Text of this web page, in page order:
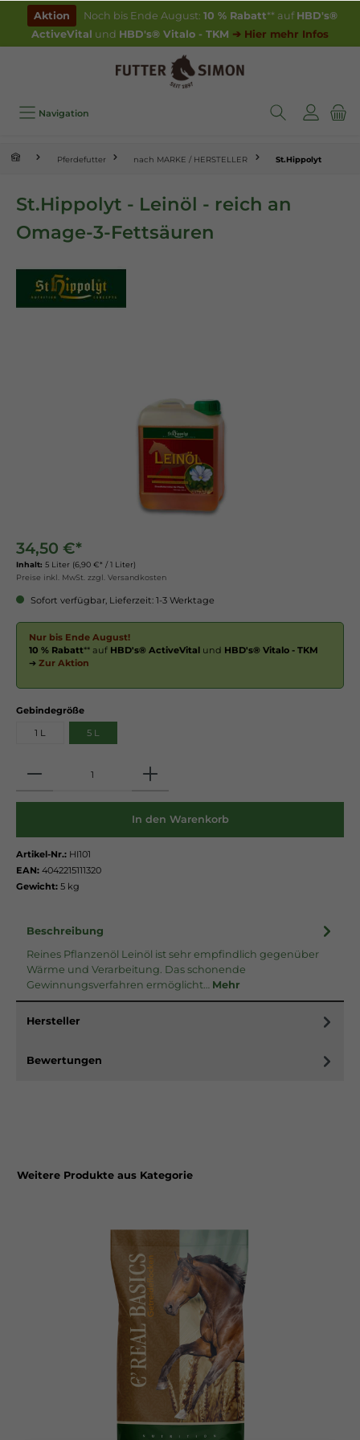
springen
Aktion Noch bis Ende August: 10 % Rabatt** auf HBD's®
ActiveVital und HBD's® Vitalo - TKM ➔ Hier mehr Infos
Navigation
Pferdefutter nach MARKE / HERSTELLER St.Hippolyt
St.Hippolyt - Leinöl - reich an
Omage-3-Fettsäuren
34,50 €*
Inhalt: 5 Liter (6,90 €* / 1 Liter)
Preise inkl. MwSt. zzgl. Versandkosten
Sofort verfügbar, Lieferzeit: 1-3 Werktage
Nur bis Ende August!
10 % Rabatt** auf HBD's® ActiveVital und HBD's® Vitalo - TKM
➔ Zur Aktion
Gebindegröße
1 L 5 L
In den Warenkorb
Artikel-Nr.: HI101
EAN: 4042215111320
Gewicht: 5 kg
Beschreibung
Reines Pflanzenöl Leinöl ist sehr empfindlich gegenüber
Wärme und Verarbeitung. Das schonende
Gewinnungsverfahren ermöglicht… Mehr
Hersteller
Bewertungen
Weitere Produkte aus Kategorie